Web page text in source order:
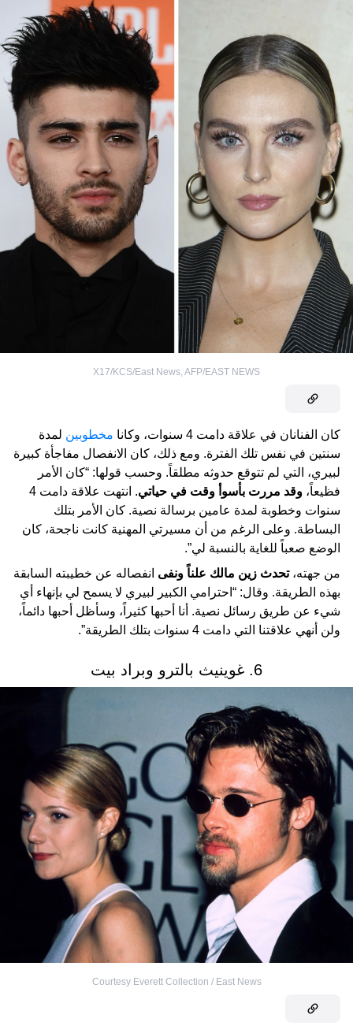
X17/KCS/East News, AFP/EAST NEWS
كان الفنانان في علاقة دامت 4 سنوات، وكانا مخطوبين لمدة
سنتين في نفس تلك الفترة. ومع ذلك، كان الانفصال مفاجأة كبيرة
لبيري، التي لم تتوقع حدوثه مطلقاً. وحسب قولها: “كان الأمر
فظيعاً، وقد مررت بأسوأ وقت في حياتي
. انتهت علاقة دامت 4
سنوات وخطوبة لمدة عامين برسالة نصية. كان الأمر بتلك
البساطة. وعلى الرغم من أن مسيرتي المهنية كانت ناجحة، كان
الوضع صعباً للغاية بالنسبة لي”.
من جهته، تحدث زين مالك علناً ونفى انفصاله عن خطيبته السابقة
بهذه الطريقة. وقال: “احترامي الكبير لبيري لا يسمح لي بإنهاء أي
شيء عن طريق رسائل نصية. أنا أحبها كثيراً، وسأظل أحبها دائماً،
ولن أنهي علاقتنا التي دامت 4 سنوات بتلك الطريقة”.
6. غوينيث بالترو وبراد بيت
Courtesy Everett Collection / East News